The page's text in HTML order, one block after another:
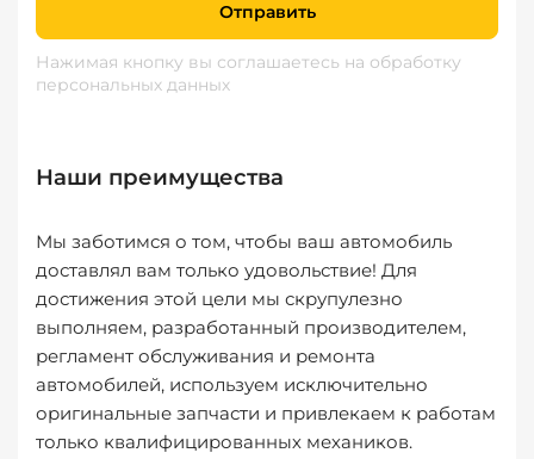
Отправить
Нажимая кнопку вы соглашаетесь на обработку
персональных данных
Наши преимущества
Мы заботимся о том, чтобы ваш автомобиль
доставлял вам только удовольствие! Для
достижения этой цели мы скрупулезно
выполняем, разработанный производителем,
регламент обслуживания и ремонта
автомобилей, используем исключительно
оригинальные запчасти и привлекаем к работам
только квалифицированных механиков.